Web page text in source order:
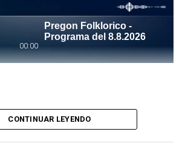
. Piantaos por el Tango es un
semanal conducido y dirigido por
el objetivo de difundir el Tango desde
CONTINUAR LEYENDO